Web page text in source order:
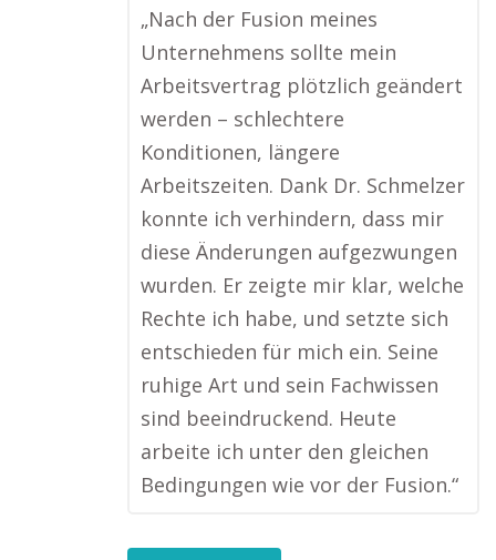
„Nach der Fusion meines
Unternehmens sollte mein
Arbeitsvertrag plötzlich geändert
werden – schlechtere
Konditionen, längere
Arbeitszeiten. Dank Dr. Schmelzer
konnte ich verhindern, dass mir
diese Änderungen aufgezwungen
wurden. Er zeigte mir klar, welche
Rechte ich habe, und setzte sich
entschieden für mich ein. Seine
ruhige Art und sein Fachwissen
sind beeindruckend. Heute
arbeite ich unter den gleichen
Bedingungen wie vor der Fusion.“